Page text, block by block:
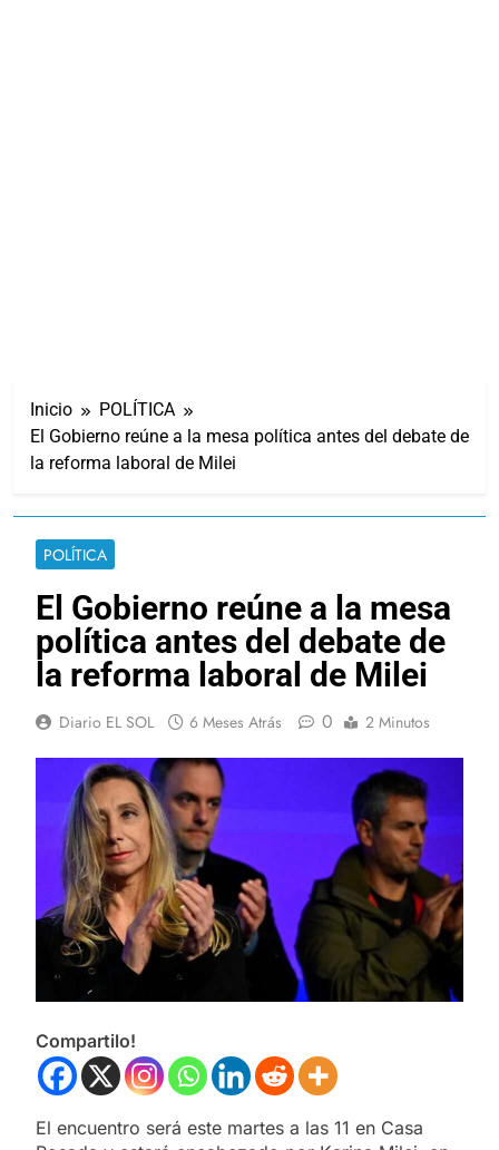
Inicio
POLÍTICA
El Gobierno reúne a la mesa política antes del debate de
la reforma laboral de Milei
POLÍTICA
El Gobierno reúne a la mesa
política antes del debate de
la reforma laboral de Milei
Diario EL SOL 6 Meses Atrás 0 2 Minutos
Compartilo!
El encuentro será este martes a las 11 en Casa